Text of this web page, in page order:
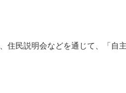
住民説明会などを通じて、「自